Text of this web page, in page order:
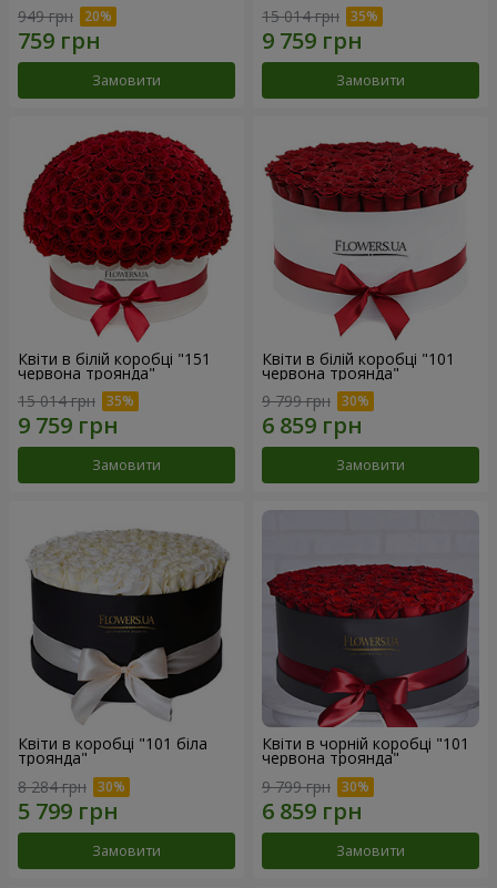
949 грн
Замовити
15 014 грн
Замовити
Квіти в білій коробці "151
червона троянда"
15 014 грн
Замовити
Квіти в білій коробці "101
червона троянда"
9 799 грн
Замовити
Квіти в коробці "101 біла
троянда"
8 284 грн
Замовити
Квіти в чорній коробці "101
червона троянда"
9 799 грн
Замовити